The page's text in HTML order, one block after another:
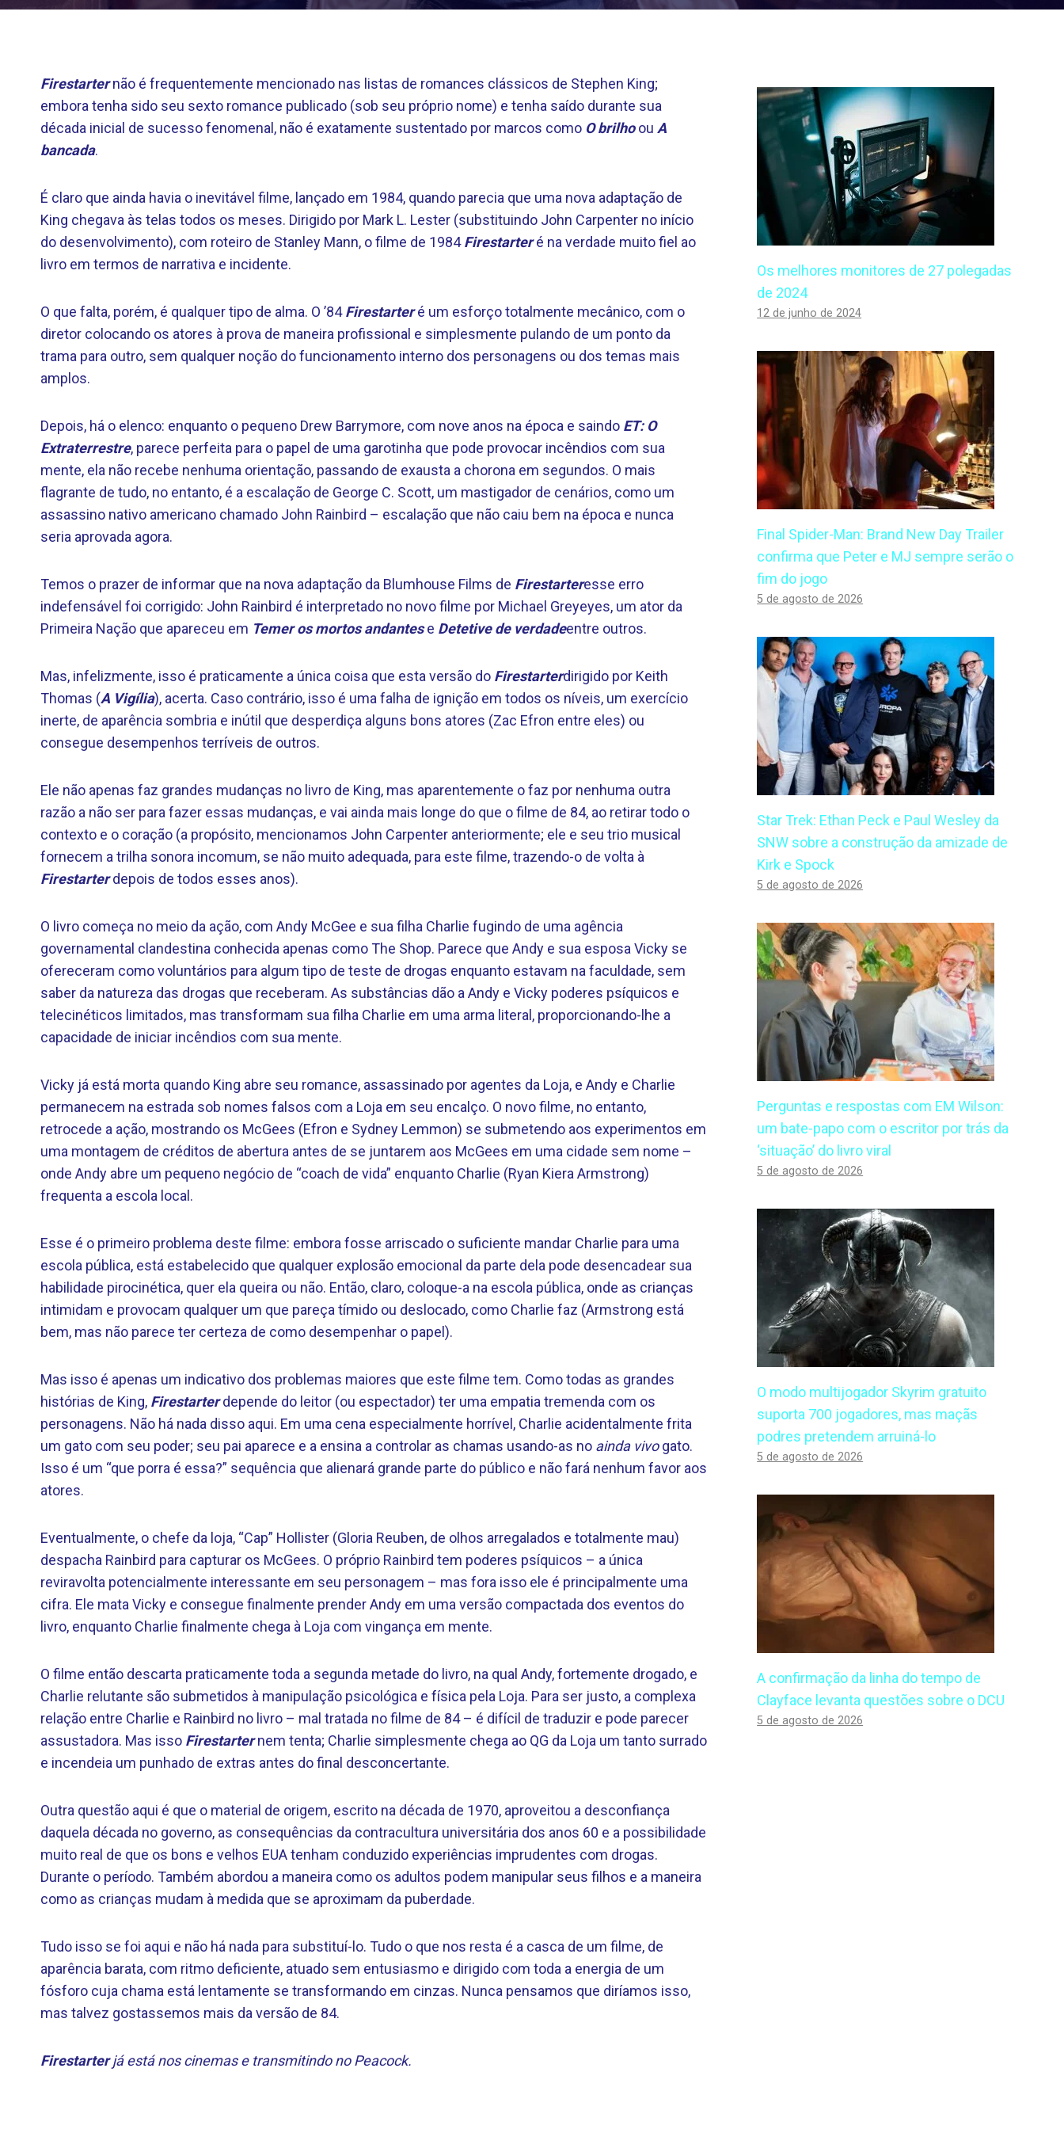
Firestarternão é frequentemente mencionado nas listas de romances clássicos de Stephen King;
embora tenha sido seu sexto romance publicado (sob seu próprio nome) e tenha saído durante sua
década inicial de sucesso fenomenal, não é exatamente sustentado por marcos como O brilhoou A
bancada.
É claro que ainda havia o inevitável filme, lançado em 1984, quando parecia que uma nova adaptação de
King chegava às telas todos os meses. Dirigido por Mark L. Lester (substituindo John Carpenter no início
do desenvolvimento), com roteiro de Stanley Mann, o filme de 1984Firestarteré na verdade muito fiel ao
livro em termos de narrativa e incidente.
O que falta, porém, é qualquer tipo de alma. O ’84Firestarteré um esforço totalmente mecânico, com o
diretor colocando os atores à prova de maneira profissional e simplesmente pulando de um ponto da
trama para outro, sem qualquer noção do funcionamento interno dos personagens ou dos temas mais
amplos.
Depois, há o elenco: enquanto o pequeno Drew Barrymore, com nove anos na época e saindo ET: O
Extraterrestre, parece perfeita para o papel de uma garotinha que pode provocar incêndios com sua
mente, ela não recebe nenhuma orientação, passando de exausta a chorona em segundos. O mais
flagrante de tudo, no entanto, é a escalação de George C. Scott, um mastigador de cenários, como um
assassino nativo americano chamado John Rainbird – escalação que não caiu bem na época e nunca
seria aprovada agora.
Temos o prazer de informar que na nova adaptação da Blumhouse Films de Firestarteresse erro
indefensável foi corrigido: John Rainbird é interpretado no novo filme por Michael Greyeyes, um ator da
Primeira Nação que apareceu em Temer os mortos andantese Detetive de verdadeentre outros.
Mas, infelizmente, isso é praticamente a única coisa que esta versão do Firestarterdirigido por Keith
Thomas (A Vigília), acerta. Caso contrário, isso é uma falha de ignição em todos os níveis, um exercício
inerte, de aparência sombria e inútil que desperdiça alguns bons atores (Zac Efron entre eles) ou
consegue desempenhos terríveis de outros.
Ele não apenas faz grandes mudanças no livro de King, mas aparentemente o faz por nenhuma outra
razão a não ser para fazer essas mudanças, e vai ainda mais longe do que o filme de 84, ao retirar todo o
contexto e o coração (a propósito, mencionamos John Carpenter anteriormente; ele e seu trio musical
fornecem a trilha sonora incomum, se não muito adequada, para este filme, trazendo-o de volta à
Firestarterdepois de todos esses anos).
O livro começa no meio da ação, com Andy McGee e sua filha Charlie fugindo de uma agência
governamental clandestina conhecida apenas como The Shop. Parece que Andy e sua esposa Vicky se
ofereceram como voluntários para algum tipo de teste de drogas enquanto estavam na faculdade, sem
saber da natureza das drogas que receberam. As substâncias dão a Andy e Vicky poderes psíquicos e
telecinéticos limitados, mas transformam sua filha Charlie em uma arma literal, proporcionando-lhe a
capacidade de iniciar incêndios com sua mente.
Vicky já está morta quando King abre seu romance, assassinado por agentes da Loja, e Andy e Charlie
permanecem na estrada sob nomes falsos com a Loja em seu encalço. O novo filme, no entanto,
retrocede a ação, mostrando os McGees (Efron e Sydney Lemmon) se submetendo aos experimentos em
uma montagem de créditos de abertura antes de se juntarem aos McGees em uma cidade sem nome –
onde Andy abre um pequeno negócio de “coach de vida” enquanto Charlie (Ryan Kiera Armstrong)
frequenta a escola local.
Esse é o primeiro problema deste filme: embora fosse arriscado o suficiente mandar Charlie para uma
escola pública, está estabelecido que qualquer explosão emocional da parte dela pode desencadear sua
habilidade pirocinética, quer ela queira ou não. Então, claro, coloque-a na escola pública, onde as crianças
intimidam e provocam qualquer um que pareça tímido ou deslocado, como Charlie faz (Armstrong está
bem, mas não parece ter certeza de como desempenhar o papel).
Mas isso é apenas um indicativo dos problemas maiores que este filme tem. Como todas as grandes
histórias de King, Firestarterdepende do leitor (ou espectador) ter uma empatia tremenda com os
personagens. Não há nada disso aqui. Em uma cena especialmente horrível, Charlie acidentalmente frita
um gato com seu poder; seu pai aparece e a ensina a controlar as chamas usando-as no ainda vivogato.
Isso é um “que porra é essa?” sequência que alienará grande parte do público e não fará nenhum favor aos
atores.
Eventualmente, o chefe da loja, “Cap” Hollister (Gloria Reuben, de olhos arregalados e totalmente mau)
despacha Rainbird para capturar os McGees. O próprio Rainbird tem poderes psíquicos – a única
reviravolta potencialmente interessante em seu personagem – mas fora isso ele é principalmente uma
cifra. Ele mata Vicky e consegue finalmente prender Andy em uma versão compactada dos eventos do
livro, enquanto Charlie finalmente chega à Loja com vingança em mente.
O filme então descarta praticamente toda a segunda metade do livro, na qual Andy, fortemente drogado, e
Charlie relutante são submetidos à manipulação psicológica e física pela Loja. Para ser justo, a complexa
relação entre Charlie e Rainbird no livro – mal tratada no filme de 84 – é difícil de traduzir e pode parecer
assustadora. Mas isso Firestarternem tenta; Charlie simplesmente chega ao QG da Loja um tanto surrado
e incendeia um punhado de extras antes do final desconcertante.
Outra questão aqui é que o material de origem, escrito na década de 1970, aproveitou a desconfiança
daquela década no governo, as consequências da contracultura universitária dos anos 60 e a possibilidade
muito real de que os bons e velhos EUA tenham conduzido experiências imprudentes com drogas.
Durante o período. Também abordou a maneira como os adultos podem manipular seus filhos e a maneira
como as crianças mudam à medida que se aproximam da puberdade.
Tudo isso se foi aqui e não há nada para substituí-lo. Tudo o que nos resta é a casca de um filme, de
aparência barata, com ritmo deficiente, atuado sem entusiasmo e dirigido com toda a energia de um
fósforo cuja chama está lentamente se transformando em cinzas. Nunca pensamos que diríamos isso,
mas talvez gostassemos mais da versão de 84.
Firestarterjá está nos cinemas e transmitindo no Peacock.
Os melhores monitores de 27 polegadas
de 2024
12 de junho de 2024
Final Spider-Man: Brand New Day Trailer
confirma que Peter e MJ sempre serão o
fim do jogo
5 de agosto de 2026
Star Trek: Ethan Peck e Paul Wesley da
SNW sobre a construção da amizade de
Kirk e Spock
5 de agosto de 2026
Perguntas e respostas com EM Wilson:
um bate-papo com o escritor por trás da
‘situação’ do livro viral
5 de agosto de 2026
O modo multijogador Skyrim gratuito
suporta 700 jogadores, mas maçãs
podres pretendem arruiná-lo
5 de agosto de 2026
A confirmação da linha do tempo de
Clayface levanta questões sobre o DCU
5 de agosto de 2026